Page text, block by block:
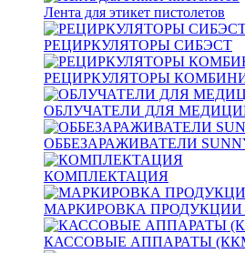
Лента для этикет пистолетов
РЕЦИРКУЛЯТОРЫ СИБЭСТ
РЕЦИРКУЛЯТОРЫ
ОБЛУЧАТЕЛИ ДЛЯ
ОББЕЗАРАЖИВАТЕЛИ
КОМПЛЕКТАЦИЯ
МАРКИРОВКА ПРОДУКЦИИ
КАССОВЫЕ АППАРАТЫ